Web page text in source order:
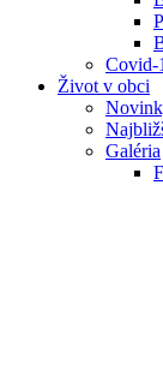
Covid-
Život v obci
Galéria